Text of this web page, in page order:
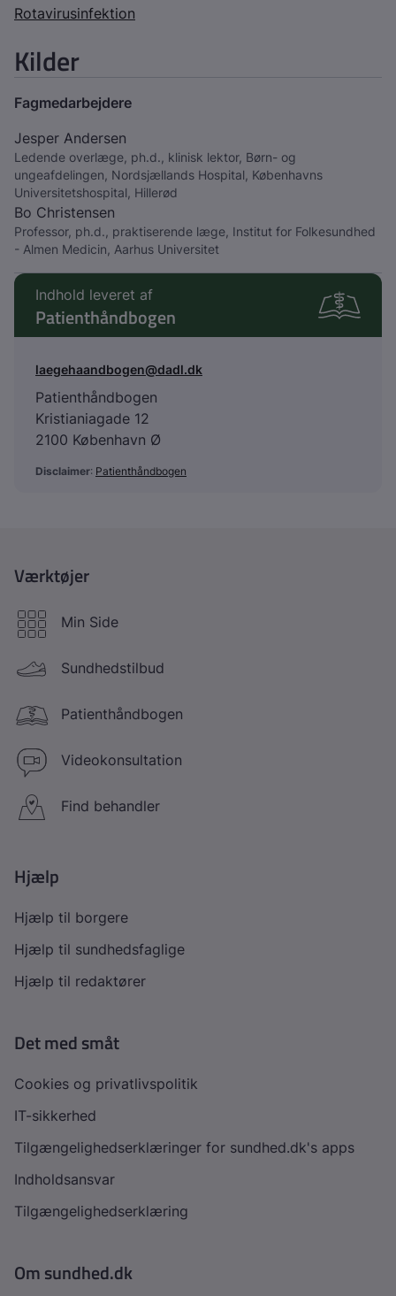
Rotavirusinfektion
Kilder
Fagmedarbejdere
Jesper Andersen
Ledende overlæge, ph.d., klinisk lektor, Børn- og
ungeafdelingen, Nordsjællands Hospital, Københavns
Universitetshospital, Hillerød
Bo Christensen
Professor, ph.d., praktiserende læge, Institut for Folkesundhed
- Almen Medicin, Aarhus Universitet
Indhold leveret af
Patienthåndbogen
laegehaandbogen@dadl.dk
Patienthåndbogen
Kristianiagade 12
2100 København Ø
Disclaimer: Patienthåndbogen